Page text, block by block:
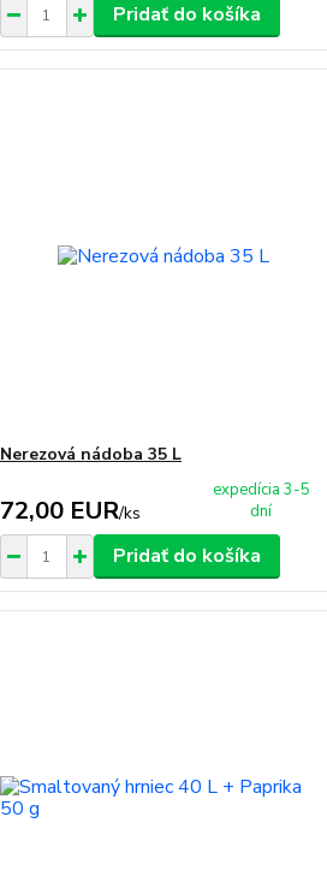
Pridať do košíka
Nerezová nádoba 35 L
72,00 EUR/ks
expedícia 3-5
dní
Pridať do košíka